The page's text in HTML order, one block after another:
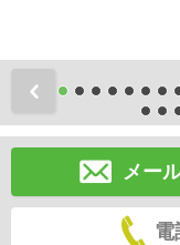
前
メー